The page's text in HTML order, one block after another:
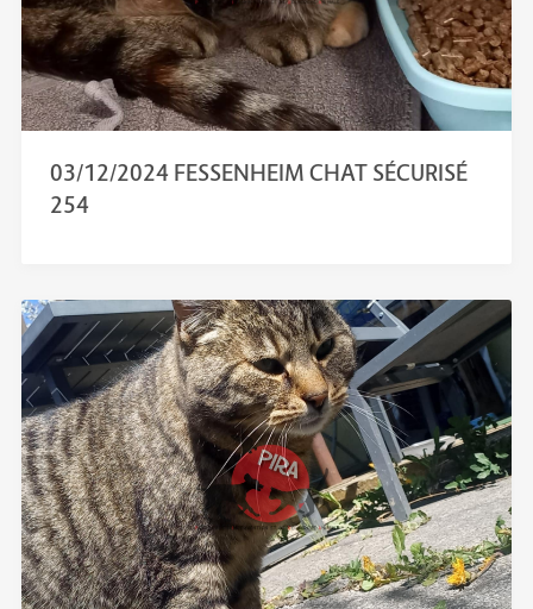
03/12/2024 FESSENHEIM CHAT SÉCURISÉ
254